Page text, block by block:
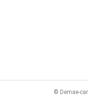
© Demae-